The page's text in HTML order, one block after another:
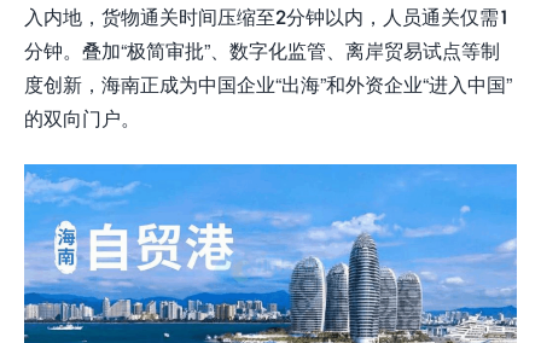
入内地，货物通关时间压缩至2分钟以内，人员通关仅需1
分钟。叠加“极简审批”、数字化监管、离岸贸易试点等制
度创新，海南正成为中国企业“出海”和外资企业“进入中国”
的双向门户。